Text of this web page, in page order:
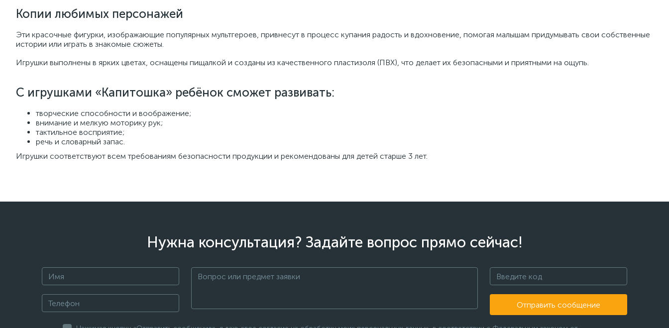
Копии любимых персонажей
Эти красочные фигурки, изображающие популярных мультгероев, привнесут в процесс купания радость и вдохновение, помогая малышам придумывать свои собственные
истории или играть в знакомые сюжеты.
Игрушки выполнены в ярких цветах, оснащены пищалкой и созданы из качественного пластизоля (ПВХ), что делает их безопасными и приятными на ощупь.
С игрушками «Капитошка» ребёнок сможет развивать:
творческие способности и воображение;
внимание и мелкую моторику рук;
тактильное восприятие;
речь и словарный запас.
Игрушки соответствуют всем требованиям безопасности продукции и рекомендованы для детей старше 3 лет.
Нужна консультация? Задайте вопрос прямо сейчас!
Отправить сообщение